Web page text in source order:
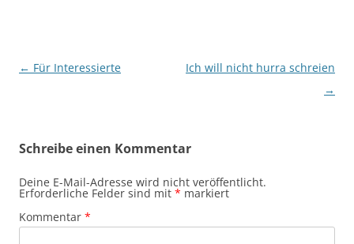
Beitragsnavigation
← Für Interessierte
Ich will nicht hurra schreien
→
Schreibe einen Kommentar
Deine E-Mail-Adresse wird nicht veröffentlicht.
Erforderliche Felder sind mit * markiert
Kommentar *